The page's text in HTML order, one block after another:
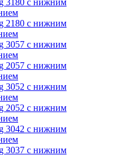
3180 с нижним
2180 с нижним
3057 с нижним
2057 с нижним
3052 с нижним
2052 с нижним
3042 с нижним
3037 с нижним